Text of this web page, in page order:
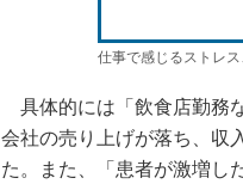
仕事で感じるストレ
具体的には「飲食店勤務
会社の売り上げが落ち、収
た。また、「患者が激増し